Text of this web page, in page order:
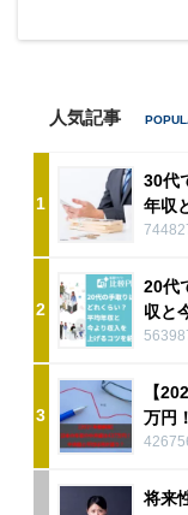
人気記事
1
30代
年収
2
20代
収と
3
【
万円
将来